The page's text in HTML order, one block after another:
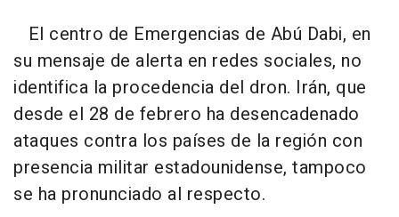
El centro de Emergencias de Abú Dabi, en
su mensaje de alerta en redes sociales, no
identifica la procedencia del dron. Irán, que
desde el 28 de febrero ha desencadenado
ataques contra los países de la región con
presencia militar estadounidense, tampoco
se ha pronunciado al respecto.